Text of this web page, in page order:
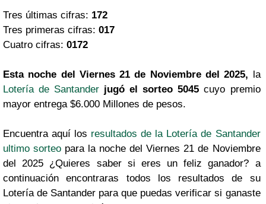
Tres últimas cifras: 172
Tres primeras cifras: 017
Cuatro cifras: 0172
Esta noche del Viernes 21 de Noviembre del 2025, la
Lotería de Santander jugó el sorteo 5045 cuyo premio
mayor entrega $6.000 Millones de pesos.
Encuentra aquí los resultados de la Lotería de Santander
ultimo sorteo para la noche del Viernes 21 de Noviembre
del 2025 ¿Quieres saber si eres un feliz ganador? a
continuación encontraras todos los resultados de su
Lotería de Santander para que puedas verificar si ganaste